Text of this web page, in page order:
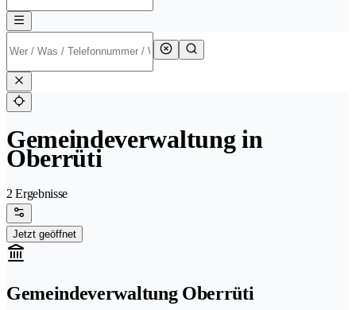
Gemeindeverwaltung in
Oberrüti
2 Ergebnisse
Jetzt geöffnet
Gemeindeverwaltung Oberrüti